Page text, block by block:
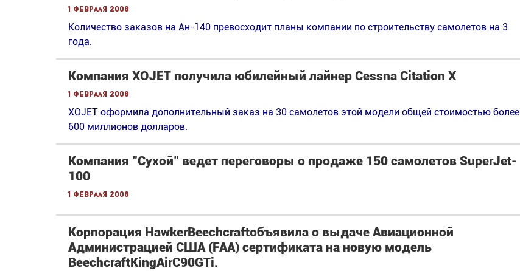
1 февраля 2008
Количество заказов на Ан-140 превосходит планы компании по строительству самолетов на 3
года.
Компания XOJET получила юбилейный лайнер Cessna Citation X
1 февраля 2008
XOJET оформила дополнительный заказ на 30 самолетов этой модели общей стоимостью более
600 миллионов долларов.
Компания "Сухой" ведет переговоры о продаже 150 самолетов SuperJet-
100
1 февраля 2008
Корпорация HawkerBeechcraftобъявила о выдаче Авиационной
Администрацией США (FAA) сертификата на новую модель
BeechcraftKingAirC90GTi.